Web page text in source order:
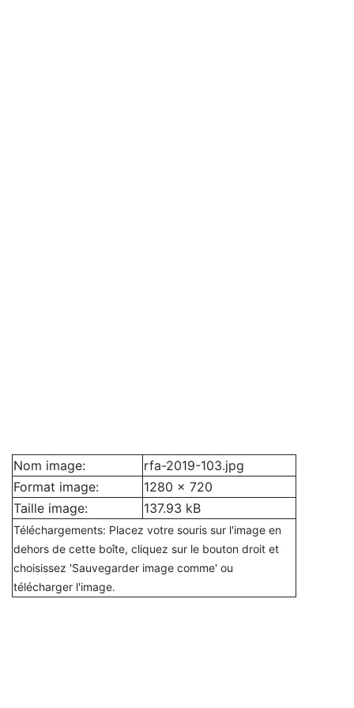
Nom image:
rfa-2019-103.jpg
Format image:
1280 x 720
Taille image:
137.93 kB
Téléchargements: Placez votre souris sur l'image en
dehors de cette boîte, cliquez sur le bouton droit et
choisissez 'Sauvegarder image comme' ou
télécharger l'image.